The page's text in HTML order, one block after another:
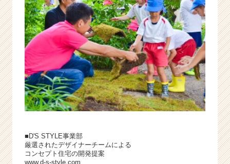
■D'S STYLE事業部
厳選されたデザイナーチームによる
コンセプト住宅の開発提案
www.d-s-style.com